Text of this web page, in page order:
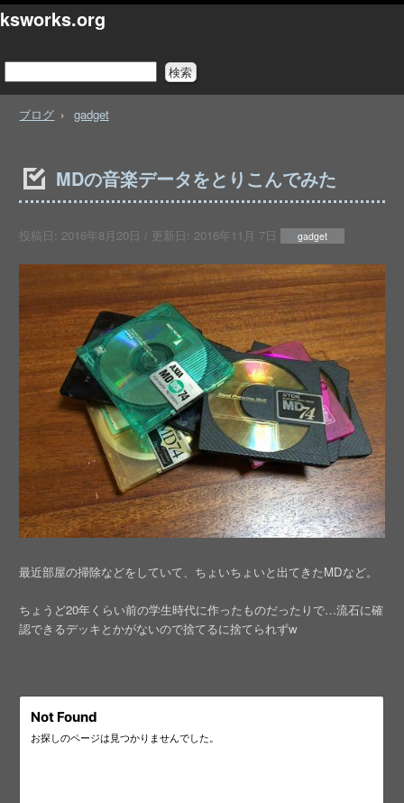
ksworks.org
ブログ gadget
MDの音楽データをとりこんでみた
投稿日: 2016年8月20日 / 更新日: 2016年11月 7日 gadget
最近部屋の掃除などをしていて、ちょいちょいと出てきたMDなど。
ちょうど20年くらい前の学生時代に作ったものだったりで…流石に確
認できるデッキとかがないので捨てるに捨てられずw